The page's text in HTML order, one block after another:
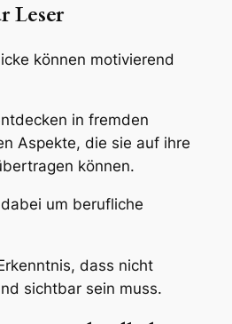
Leser
können motivierend
in fremden
Aspekte, die sie auf ihre
können.
um berufliche
dass nicht
sichtbar sein muss.